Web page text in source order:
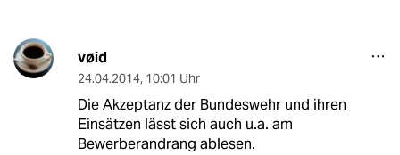
vøid
24.04.2014, 10:01 Uhr
Die Akzeptanz der Bundeswehr und ihren
Einsätzen lässt sich auch u.a. am
Bewerberandrang ablesen.